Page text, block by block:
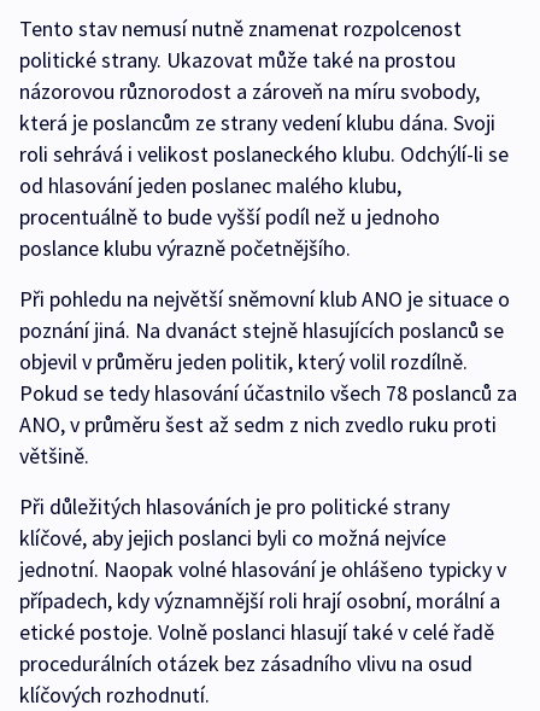
Tento stav nemusí nutně znamenat rozpolcenost
politické strany. Ukazovat může také na prostou
názorovou různorodost a zároveň na míru svobody,
která je poslancům ze strany vedení klubu dána. Svoji
roli sehrává i velikost poslaneckého klubu. Odchýlí-li se
od hlasování jeden poslanec malého klubu,
procentuálně to bude vyšší podíl než u jednoho
poslance klubu výrazně početnějšího.
Při pohledu na největší sněmovní klub ANO je situace o
poznání jiná. Na dvanáct stejně hlasujících poslanců se
objevil v průměru jeden politik, který volil rozdílně.
Pokud se tedy hlasování účastnilo všech 78 poslanců za
ANO, v průměru šest až sedm z nich zvedlo ruku proti
většině.
Při důležitých hlasováních je pro politické strany
klíčové, aby jejich poslanci byli co možná nejvíce
jednotní. Naopak volné hlasování je ohlášeno typicky v
případech, kdy významnější roli hrají osobní, morální a
etické postoje. Volně poslanci hlasují také v celé řadě
procedurálních otázek bez zásadního vlivu na osud
klíčových rozhodnutí.